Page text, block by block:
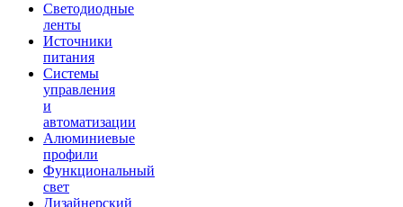
Светодиодные
ленты
Источники
питания
Системы
управления
и
автоматизации
Алюминиевые
профили
Функциональный
свет
Дизайнерский